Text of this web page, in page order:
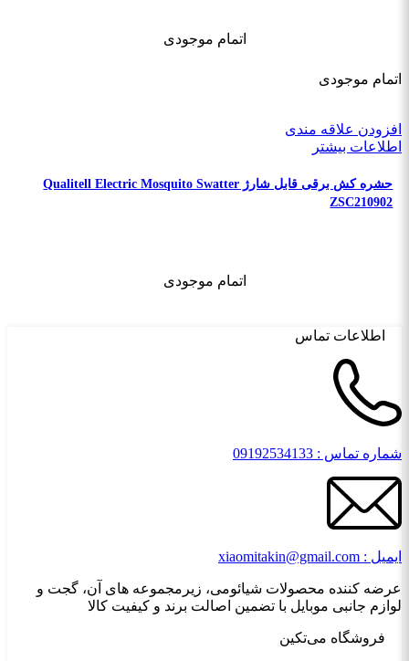
اتمام موجودی
اتمام موجودی
افزودن علاقه مندی
اطلاعات بیشتر
حشره کش برقی قابل شارژ Qualitell Electric Mosquito Swatter
ZSC210902
اتمام موجودی
اطلاعات تماس
شماره تماس : 09192534133
ایمیل : xiaomitakin@gmail.com
عرضه کننده محصولات شیائومی، زیرمجموعه های آن، گجت و
لوازم جانبی موبایل با تضمین اصالت برند و کیفیت کالا
فروشگاه می‌تکین